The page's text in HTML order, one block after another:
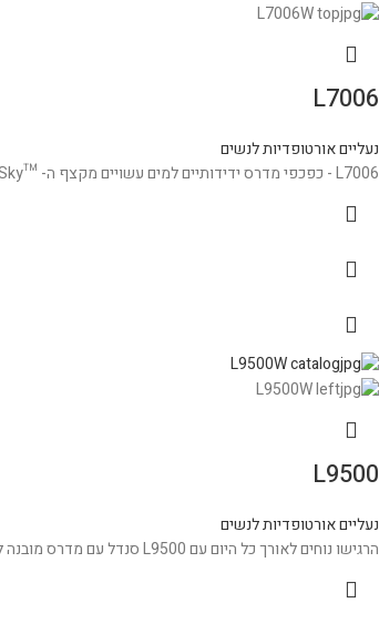
L7006
נעליים אורטופדיות לנשים
L7006 - כפכפי מדרס ידידותיים למים עשויים מקצף ה- ™UltraSky קל משקל במיוחד, על מנת לשמור על כף הרגל והאצבעות נוחות לאורך כל היום.
L9500
נעליים אורטופדיות לנשים
הרגישו נוחים לאורך כל היום עם L9500 סנדל עם מדרס מובנה לנשים, עשוי קצף UltraSky™ EVA, רצועות מתכווננות וסוליה חיצונית בעלת צפיפות כפולה על מנת לשמור על תמיכה ונוחות לאורך כל היום.